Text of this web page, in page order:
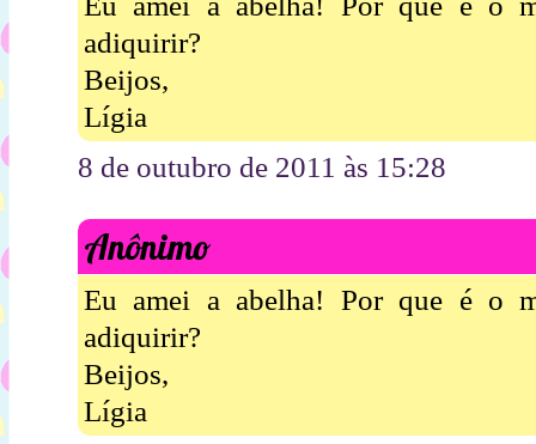
adiquirir?
Beijos,
Lígia
8 de outubro de 2011 às 15:28
Anônimo
Eu amei a abelha! Por que é o
adiquirir?
Beijos,
Lígia